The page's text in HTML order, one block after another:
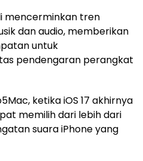
mencerminkan tren
dan audio, memberikan
untuk
pendengaran perangkat
ketika iOS 17 akhirnya
memilih dari lebih dari
suara iPhone yang